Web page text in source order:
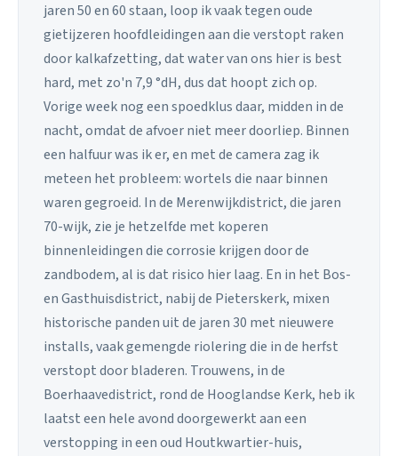
jaren 50 en 60 staan, loop ik vaak tegen oude
gietijzeren hoofdleidingen aan die verstopt raken
door kalkafzetting, dat water van ons hier is best
hard, met zo'n 7,9 °dH, dus dat hoopt zich op.
Vorige week nog een spoedklus daar, midden in de
nacht, omdat de afvoer niet meer doorliep. Binnen
een halfuur was ik er, en met de camera zag ik
meteen het probleem: wortels die naar binnen
waren gegroeid. In de Merenwijkdistrict, die jaren
70-wijk, zie je hetzelfde met koperen
binnenleidingen die corrosie krijgen door de
zandbodem, al is dat risico hier laag. En in het Bos-
en Gasthuisdistrict, nabij de Pieterskerk, mixen
historische panden uit de jaren 30 met nieuwere
installs, vaak gemengde riolering die in de herfst
verstopt door bladeren. Trouwens, in de
Boerhaavedistrict, rond de Hooglandse Kerk, heb ik
laatst een hele avond doorgewerkt aan een
verstopping in een oud Houtkwartier-huis,